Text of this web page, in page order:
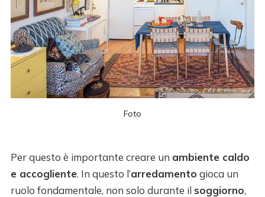
Foto
Per questo è importante creare un ambiente caldo
e accogliente. In questo l’arredamento gioca un
ruolo fondamentale, non solo durante il soggiorno,